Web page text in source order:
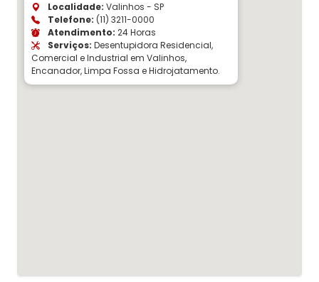
Localidade: Valinhos - SP
Telefone: (11) 3211-0000
Atendimento: 24 Horas
Serviços: Desentupidora Residencial,
Comercial e Industrial em Valinhos,
Encanador, Limpa Fossa e Hidrojatamento.